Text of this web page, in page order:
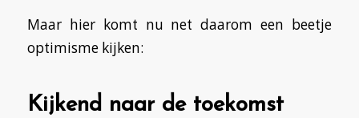
Maar hier komt nu net daarom een beetje
optimisme kijken:
Kijkend naar de toekomst